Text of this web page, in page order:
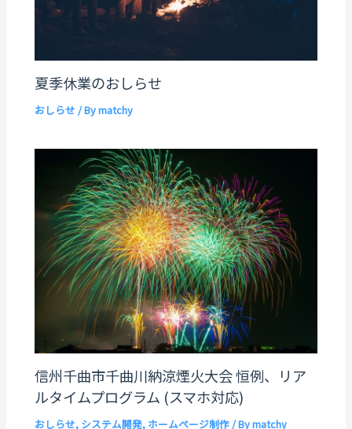
夏季休業のおしらせ
おしらせ / Bymatchy
信州千曲市千曲川納涼煙火大会 恒例、リア
ルタイムプログラム (スマホ対応)
おしらせ, システム開発, ホームページ制作/ Bymatchy